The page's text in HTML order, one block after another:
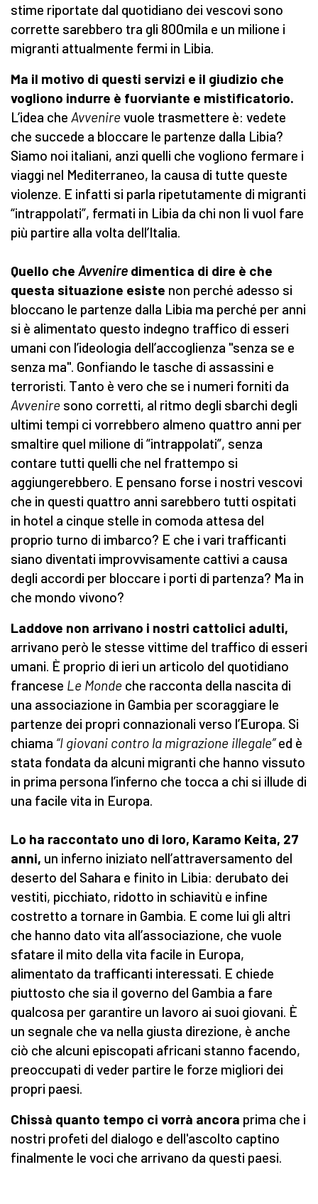
stime riportate dal quotidiano dei vescovi sono
corrette sarebbero tra gli 800mila e un milione i
migranti attualmente fermi in Libia.
Ma il motivo di questi servizi e il giudizio che
vogliono indurre è fuorviante e mistificatorio.
L’idea che Avvenirevuole trasmettere è: vedete
che succede a bloccare le partenze dalla Libia?
Siamo noi italiani, anzi quelli che vogliono fermare i
viaggi nel Mediterraneo, la causa di tutte queste
violenze. E infatti si parla ripetutamente di migranti
“intrappolati”, fermati in Libia da chi non li vuol fare
più partire alla volta dell’Italia.
Quello che Avvenire dimentica di dire è che
questa situazione esiste non perché adesso si
bloccano le partenze dalla Libia ma perché per anni
si è alimentato questo indegno traffico di esseri
umani con l’ideologia dell’accoglienza "senza se e
senza ma". Gonfiando le tasche di assassini e
terroristi. Tanto è vero che se i numeri forniti da
Avvenire sono corretti, al ritmo degli sbarchi degli
ultimi tempi ci vorrebbero almeno quattro anni per
smaltire quel milione di “intrappolati”, senza
contare tutti quelli che nel frattempo si
aggiungerebbero. E pensano forse i nostri vescovi
che in questi quattro anni sarebbero tutti ospitati
in hotel a cinque stelle in comoda attesa del
proprio turno di imbarco? E che i vari trafficanti
siano diventati improvvisamente cattivi a causa
degli accordi per bloccare i porti di partenza? Ma in
che mondo vivono?
Laddove non arrivano i nostri cattolici adulti,
arrivano però le stesse vittime del traffico di esseri
umani. È proprio di ieri un articolo del quotidiano
francese Le Monde che racconta della nascita di
una associazione in Gambia per scoraggiare le
partenze dei propri connazionali verso l’Europa. Si
chiama “I giovani contro la migrazione illegale”ed è
stata fondata da alcuni migranti che hanno vissuto
in prima persona l’inferno che tocca a chi si illude di
una facile vita in Europa.
Lo ha raccontato uno di loro, Karamo Keita, 27
anni, un inferno iniziato nell’attraversamento del
deserto del Sahara e finito in Libia: derubato dei
vestiti, picchiato, ridotto in schiavitù e infine
costretto a tornare in Gambia. E come lui gli altri
che hanno dato vita all’associazione, che vuole
sfatare il mito della vita facile in Europa,
alimentato da trafficanti interessati. E chiede
piuttosto che sia il governo del Gambia a fare
qualcosa per garantire un lavoro ai suoi giovani. È
un segnale che va nella giusta direzione, è anche
ciò che alcuni episcopati africani stanno facendo,
preoccupati di veder partire le forze migliori dei
propri paesi.
Chissà quanto tempo ci vorrà ancora prima che i
nostri profeti del dialogo e dell'ascolto captino
finalmente le voci che arrivano da questi paesi.